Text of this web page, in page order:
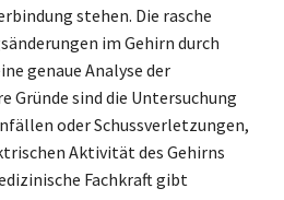
stehen. Die rasche
im Gehirn durch
genaue Analyse der
Gründe sind die Untersuchung
oder Schussverletzungen,
Aktivität des Gehirns
Fachkraft gibt